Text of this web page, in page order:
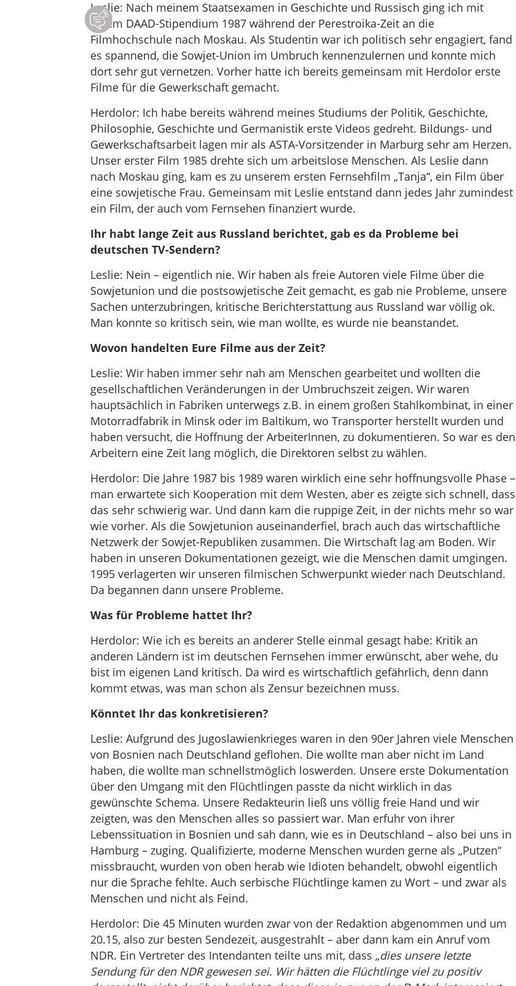
Leslie: Nach meinem Staatsexamen in Geschichte und Russisch ging ich mit
einem DAAD-Stipendium 1987 während der Perestroika-Zeit an die
Filmhochschule nach Moskau. Als Studentin war ich politisch sehr engagiert, fand
es spannend, die Sowjet-Union im Umbruch kennenzulernen und konnte mich
dort sehr gut vernetzen. Vorher hatte ich bereits gemeinsam mit Herdolor erste
Filme für die Gewerkschaft gemacht.
Herdolor: Ich habe bereits während meines Studiums der Politik, Geschichte,
Philosophie, Geschichte und Germanistik erste Videos gedreht. Bildungs- und
Gewerkschaftsarbeit lagen mir als ASTA-Vorsitzender in Marburg sehr am Herzen.
Unser erster Film 1985 drehte sich um arbeitslose Menschen. Als Leslie dann
nach Moskau ging, kam es zu unserem ersten Fernsehfilm „Tanja“, ein Film über
eine sowjetische Frau. Gemeinsam mit Leslie entstand dann jedes Jahr zumindest
ein Film, der auch vom Fernsehen finanziert wurde.
Ihr habt lange Zeit aus Russland berichtet, gab es da Probleme bei
deutschen TV-Sendern?
Leslie: Nein – eigentlich nie. Wir haben als freie Autoren viele Filme über die
Sowjetunion und die postsowjetische Zeit gemacht, es gab nie Probleme, unsere
Sachen unterzubringen, kritische Berichterstattung aus Russland war völlig ok.
Man konnte so kritisch sein, wie man wollte, es wurde nie beanstandet.
Wovon handelten Eure Filme aus der Zeit?
Leslie: Wir haben immer sehr nah am Menschen gearbeitet und wollten die
gesellschaftlichen Veränderungen in der Umbruchszeit zeigen. Wir waren
hauptsächlich in Fabriken unterwegs z.B. in einem großen Stahlkombinat, in einer
Motorradfabrik in Minsk oder im Baltikum, wo Transporter herstellt wurden und
haben versucht, die Hoffnung der ArbeiterInnen, zu dokumentieren. So war es den
Arbeitern eine Zeit lang möglich, die Direktoren selbst zu wählen.
Herdolor: Die Jahre 1987 bis 1989 waren wirklich eine sehr hoffnungsvolle Phase –
man erwartete sich Kooperation mit dem Westen, aber es zeigte sich schnell, dass
das sehr schwierig war. Und dann kam die ruppige Zeit, in der nichts mehr so war
wie vorher. Als die Sowjetunion auseinanderfiel, brach auch das wirtschaftliche
Netzwerk der Sowjet-Republiken zusammen. Die Wirtschaft lag am Boden. Wir
haben in unseren Dokumentationen gezeigt, wie die Menschen damit umgingen.
1995 verlagerten wir unseren filmischen Schwerpunkt wieder nach Deutschland.
Da begannen dann unsere Probleme.
Was für Probleme hattet Ihr?
Herdolor: Wie ich es bereits an anderer Stelle einmal gesagt habe: Kritik an
anderen Ländern ist im deutschen Fernsehen immer erwünscht, aber wehe, du
bist im eigenen Land kritisch. Da wird es wirtschaftlich gefährlich, denn dann
kommt etwas, was man schon als Zensur bezeichnen muss.
Könntet Ihr das konkretisieren?
Leslie: Aufgrund des Jugoslawienkrieges waren in den 90er Jahren viele Menschen
von Bosnien nach Deutschland geflohen. Die wollte man aber nicht im Land
haben, die wollte man schnellstmöglich loswerden. Unsere erste Dokumentation
über den Umgang mit den Flüchtlingen passte da nicht wirklich in das
gewünschte Schema. Unsere Redakteurin ließ uns völlig freie Hand und wir
zeigten, was den Menschen alles so passiert war. Man erfuhr von ihrer
Lebenssituation in Bosnien und sah dann, wie es in Deutschland – also bei uns in
Hamburg – zuging. Qualifizierte, moderne Menschen wurden gerne als „Putzen“
missbraucht, wurden von oben herab wie Idioten behandelt, obwohl eigentlich
nur die Sprache fehlte. Auch serbische Flüchtlinge kamen zu Wort – und zwar als
Menschen und nicht als Feind.
Herdolor: Die 45 Minuten wurden zwar von der Redaktion abgenommen und um
20.15, also zur besten Sendezeit, ausgestrahlt – aber dann kam ein Anruf vom
NDR. Ein Vertreter des Intendanten teilte uns mit, dass „dies unsere letzte
Sendung für den NDR gewesen sei. Wir hätten die Flüchtlinge viel zu positiv